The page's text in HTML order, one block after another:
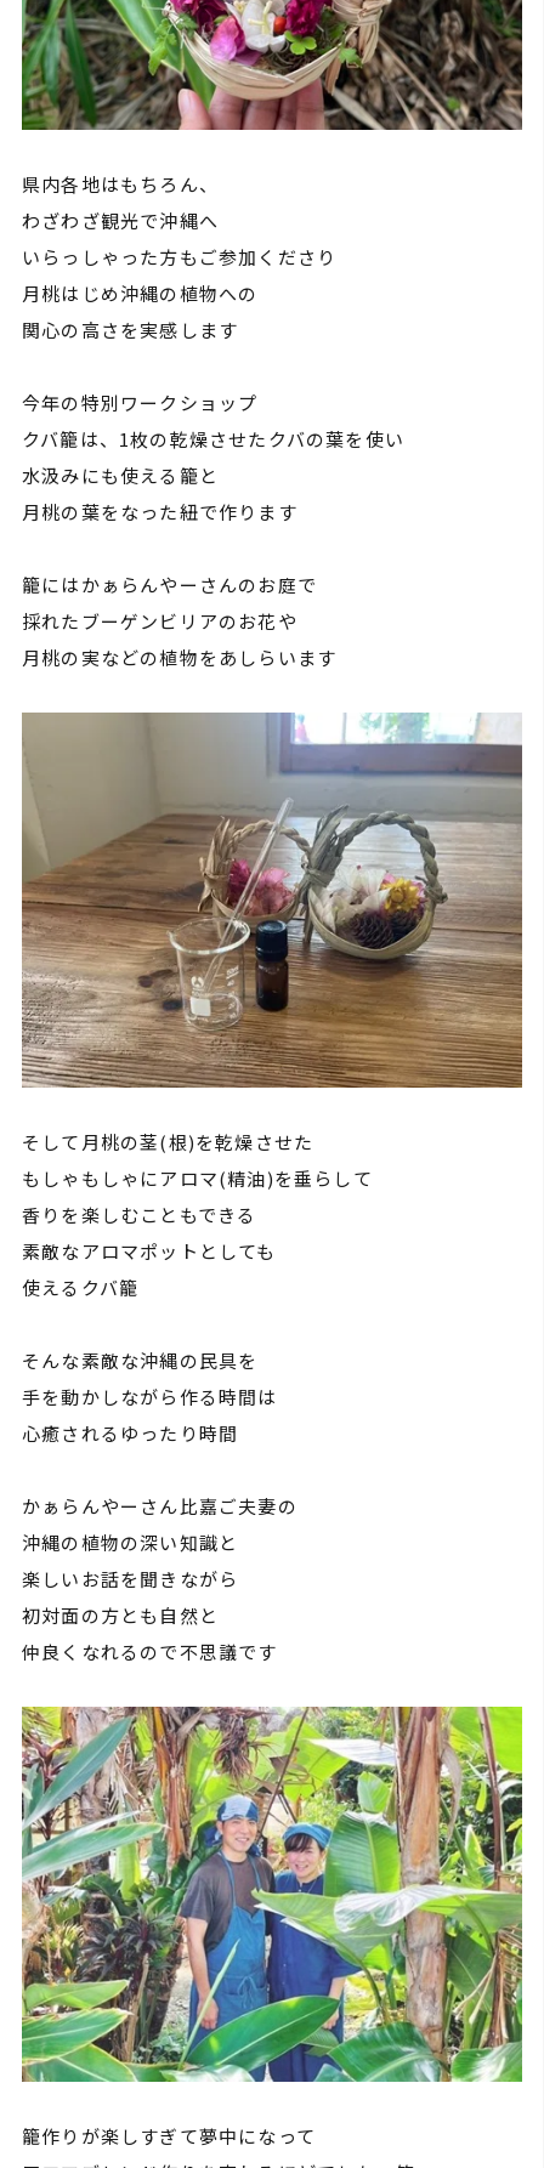
県内各地はもちろん、
わざわざ観光で沖縄へ
いらっしゃった方もご参加くださり
月桃はじめ沖縄の植物への
関心の高さを実感します
今年の特別ワークショップ
クバ籠は、1枚の乾燥させたクバの葉を使い
水汲みにも使える籠と
月桃の葉をなった紐で作ります
籠にはかぁらんやーさんのお庭で
採れたブーゲンビリアのお花や
月桃の実などの植物をあしらいます
そして月桃の茎(根)を乾燥させた
もしゃもしゃにアロマ(精油)を垂らして
香りを楽しむこともできる
素敵なアロマポットとしても
使えるクバ籠
そんな素敵な沖縄の民具を
手を動かしながら作る時間は
心癒されるゆったり時間
かぁらんやーさん比嘉ご夫妻の
沖縄の植物の深い知識と
楽しいお話を聞きながら
初対面の方とも自然と
仲良くなれるので不思議です
籠作りが楽しすぎて夢中になって